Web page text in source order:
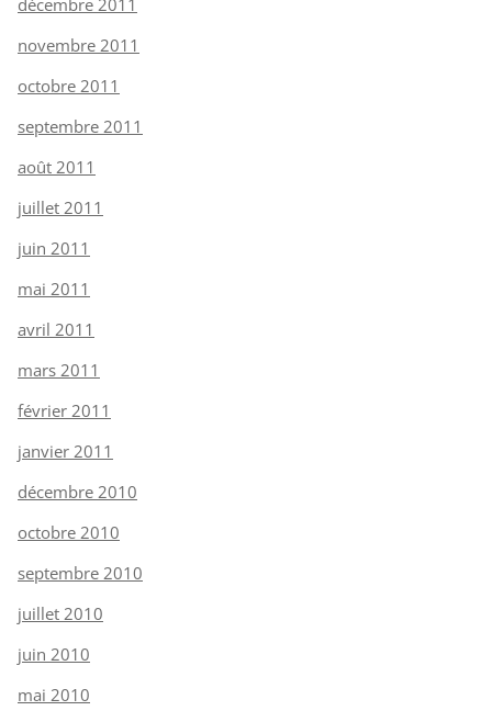
novembre 2011
octobre 2011
septembre 2011
août 2011
juillet 2011
juin 2011
mai 2011
avril 2011
mars 2011
février 2011
janvier 2011
décembre 2010
octobre 2010
septembre 2010
juillet 2010
juin 2010
mai 2010